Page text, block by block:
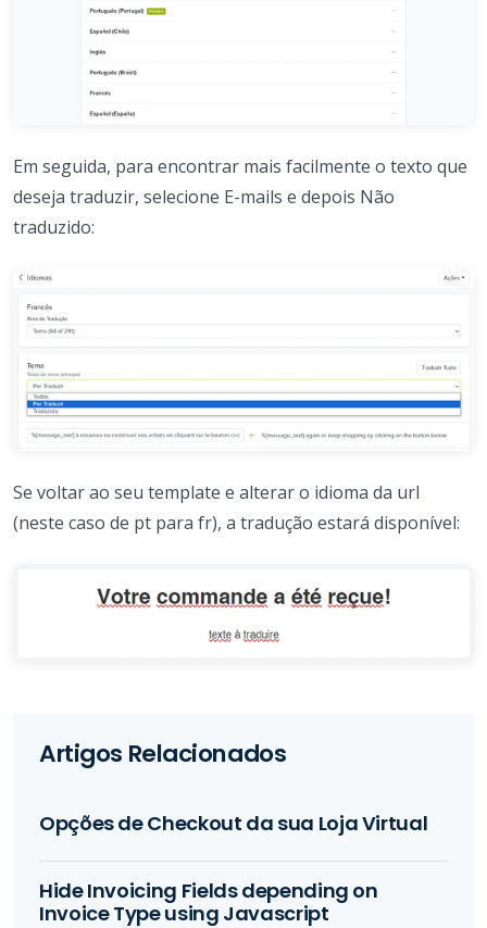
Em seguida, para encontrar mais facilmente o texto que
deseja traduzir, selecione E-mails e depois Não
traduzido:
Se voltar ao seu template e alterar o idioma da url
(neste caso de pt para fr), a tradução estará disponível:
Artigos Relacionados
Opções de Checkout da sua Loja Virtual
Hide Invoicing Fields depending on
Invoice Type using Javascript